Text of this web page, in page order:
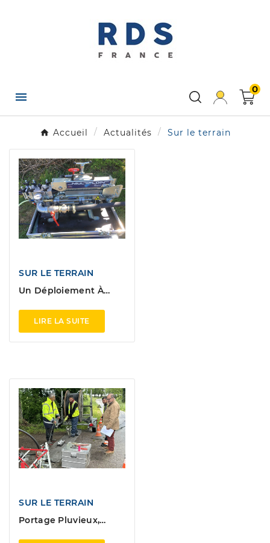

0
Accueil Actualités Sur le terrain
SUR LE TERRAIN
Un Déploiement À
LIRE LA SUITE
SUR LE TERRAIN
Portage Pluvieux,
Créer une liste d'envies
Nom de la liste d'envies